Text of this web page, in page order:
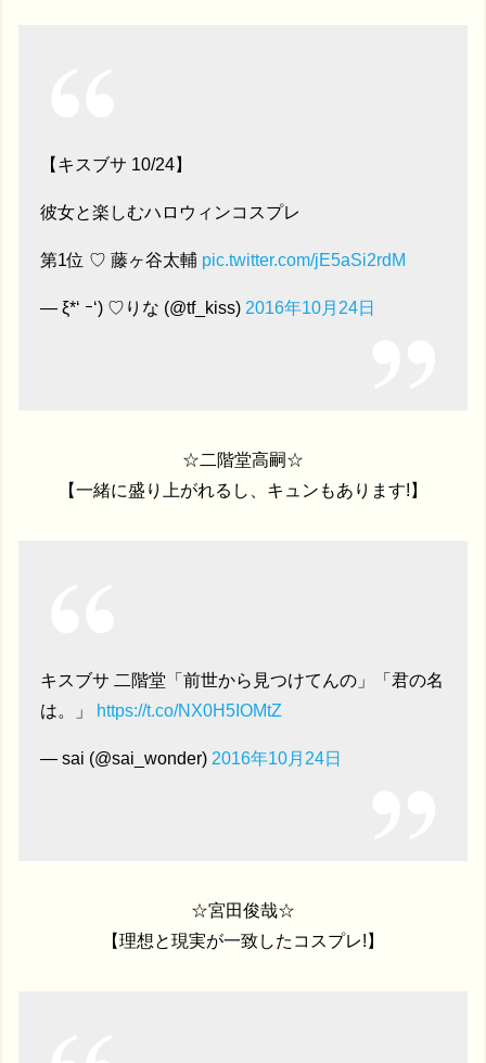
【キスブサ 10/24】
彼女と楽しむハロウィンコスプレ
第1位 ♡ 藤ヶ谷太輔 pic.twitter.com/jE5aSi2rdM
— ξ*‘ ｰ‘) ♡りな (@tf_kiss) 2016年10月24日
☆二階堂高嗣☆
【一緒に盛り上がれるし、キュンもあります!】
キスブサ 二階堂「前世から見つけてんの」「君の名
は。」
https://t.co/NX0H5IOMtZ
— sai (@sai_wonder) 2016年10月24日
☆宮田俊哉☆
【理想と現実が一致したコスプレ!】